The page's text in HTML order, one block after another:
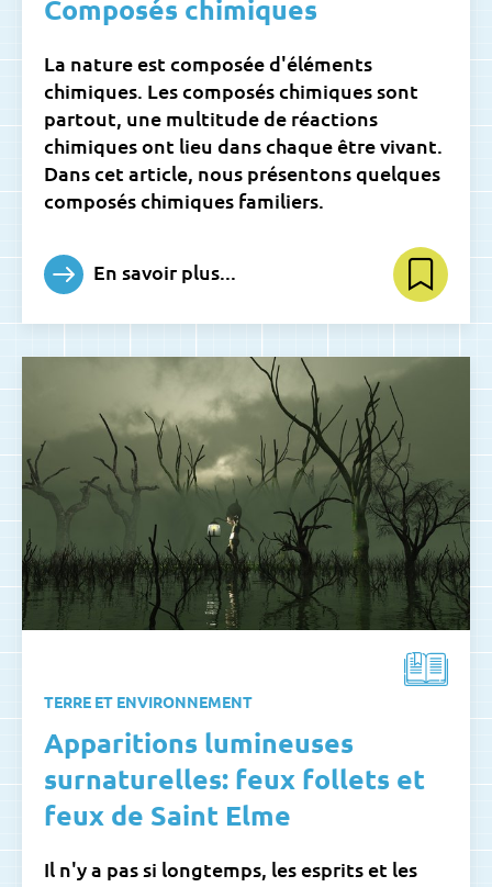
Composés chimiques
La nature est composée d'éléments
chimiques. Les composés chimiques sont
partout, une multitude de réactions
chimiques ont lieu dans chaque être vivant.
Dans cet article, nous présentons quelques
composés chimiques familiers.
En savoir plus...
TERRE ET ENVIRONNEMENT
Apparitions lumineuses
surnaturelles: feux follets et
feux de Saint Elme
Il n'y a pas si longtemps, les esprits et les